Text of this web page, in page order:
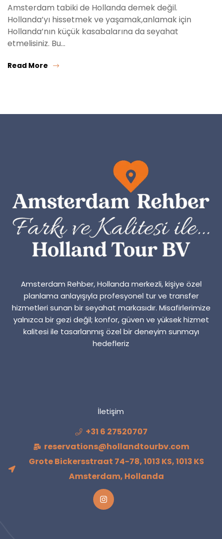
Amsterdam tabiki de Hollanda demek değil.
Hollanda’yı hissetmek ve yaşamak,anlamak için
Hollanda’nın küçük kasabalarına da seyahat
etmelisiniz. Bu…
Read More
Amsterdam Rehber, Hollanda merkezli, kişiye özel
planlama anlayışıyla profesyonel tur ve transfer
hizmetleri sunan bir seyahat markasıdır. Misafirlerimize
yalnızca bir gezi değil; konfor, güven ve yüksek hizmet
kalitesi ile tasarlanmış özel bir deneyim sunmayı
hedefleriz
İletişim
+31 6 27520707
reservations@hollandtourbv.com
Grote Bickersstraat 74-78, 1013 KS, 1013 KS
Amsterdam, Hollanda